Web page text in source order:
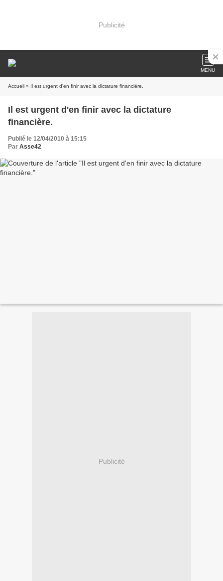
Publicité
MENU
Accueil » Il est urgent d'en finir avec la dictature financière.
Il est urgent d'en finir avec la dictature
financière.
Publié le 12/04/2010 à 15:15
Par Asse42
Publicité